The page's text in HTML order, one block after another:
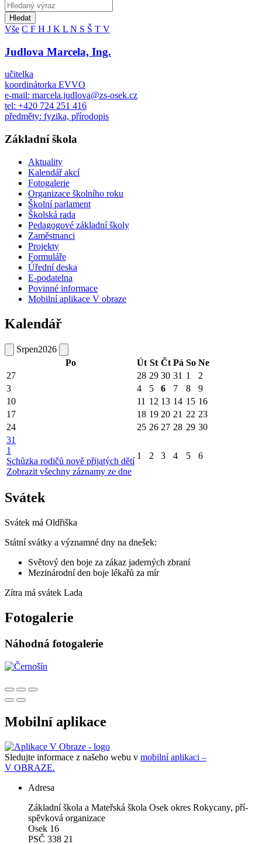
Hledat
Vše C F H J K L N S Š T V
Judlova Marcela, Ing.
učitelka
koordinátorka EVVO
e-mail: marcela.judlova@zs-osek.cz
tel: +420 724 251 416
předměty: fyzika, přírodopis
Základní škola
Aktuality
Kalendář akcí
Fotogalerie
Organizace školního roku
Školní parlament
Školská rada
Pedagogové základní školy
Zaměstnanci
Projekty
Formuláře
Úřední deska
E-podatelna
Povinné informace
Mobilní aplikace V obraze
Kalendář
Srpen2026
Po
Út St Čt Pá So Ne
27
28 29 30 31 1
2
3
4 5 6 7 8
9
10
11 12 13 14 15 16
17
18 19 20 21 22 23
24
25 26 27 28 29 30
31
1
Schůzka rodičů nově přijatých dětí
Zobrazit všechny záznamy ze dne
1 2 3 4 5 6
Svátek
Svátek má Oldřiška
Státní svátky a významné dny na dnešek:
Světový den boje za zákaz jaderných zbraní
Mezinárodní den boje lékařů za mír
Zítra má svátek Lada
Fotogalerie
Náhodná fotogalerie
Mobilní aplikace
Sledujte informace z našeho webu v mobilní aplikaci –
V OBRAZE.
Adresa
Zá­klad­ní ško­la a Ma­teř­ská ško­la Osek okres Roky­ca­ny, pří­
spěv­ko­vá or­ga­ni­za­ce
Osek 16
PSČ 338 21